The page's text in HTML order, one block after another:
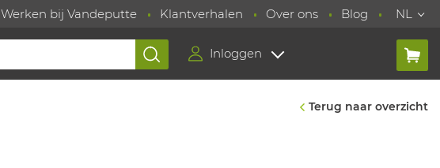
Werken bij Vandeputte Klantverhalen Over ons Blog NL
Inloggen
Terug naar overzicht